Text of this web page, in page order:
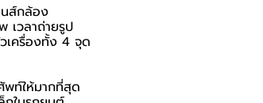
นส์กล้อง
เวลาถ่ายรูป
เครื่องทั้ง 4 จุด
พท์ให้มากที่สุด